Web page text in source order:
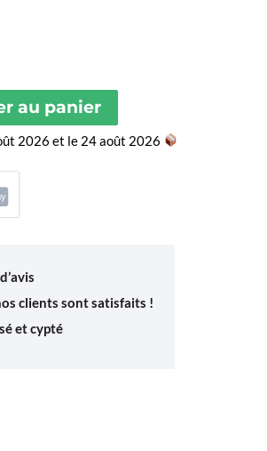
au panier
2026 et le 24 août 2026
clients sont satisfaits !
et cypté